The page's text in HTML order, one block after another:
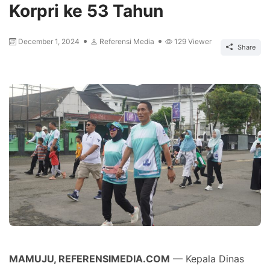
Korpri ke 53 Tahun
December 1, 2024 Referensi Media 129 Viewer
Share
MAMUJU, REFERENSIMEDIA.COM — Kepala Dinas